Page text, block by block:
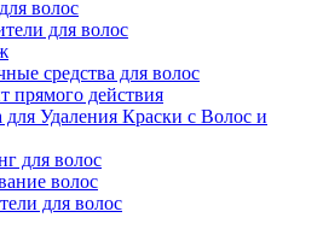
волос
для волос
средства для волос
прямого действия
Удаления Краски с Волос и
для волос
волос
для волос